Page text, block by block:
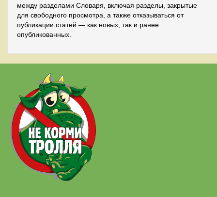
между разделами Словаря, включая разделы, закрытые
для свободного просмотра, а также отказываться от
публикации статей — как новых, так и ранее
опубликованных.